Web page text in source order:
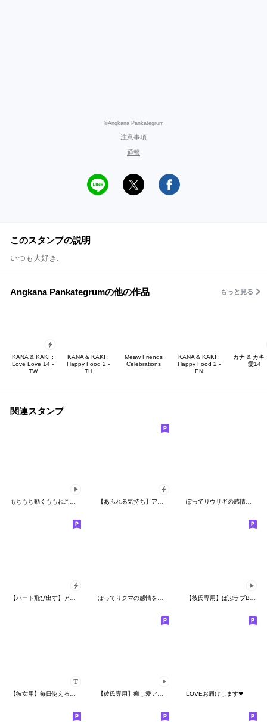
©Angkana Pankategrum
注意事項
通報
このスタンプの説明
いつも大好き.
Angkana Pankategrumの他の作品 もっと見る
KANA & KAKI :
Love Love 14 -
TW
KANA & KAKI :
Happy Food 2 -
TH
Meaw Friends
Celebrations
KANA & KAKI :
Happy Food 2 -
EN
カナ & カキ
愛14
関連スタンプ
もちもち動くももねこちゃん17 【あふれる気持ち】アモーレ♡くまくま ぽってりウサギの感情を伝えるスタンプ
LOVEお届けします❤